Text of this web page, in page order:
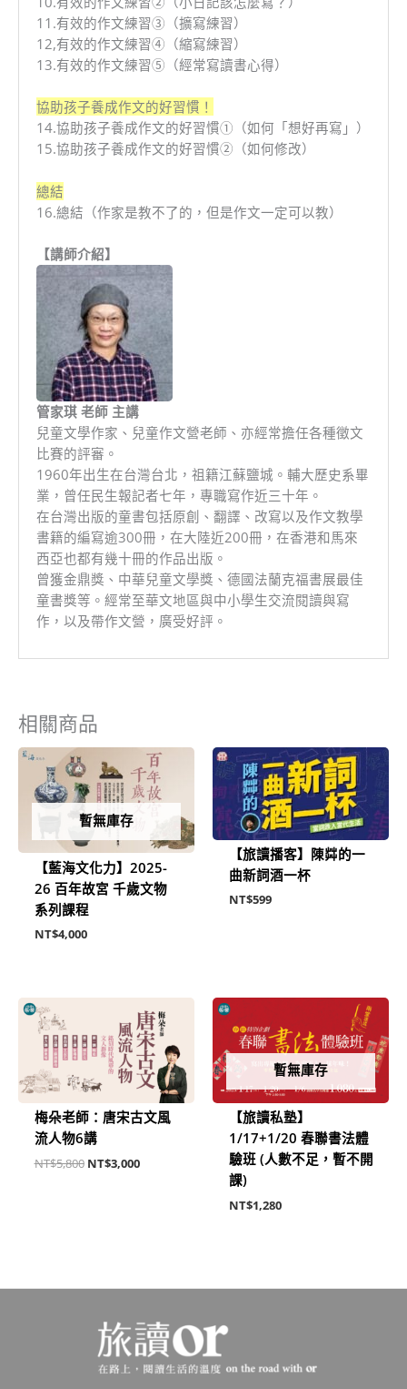
11.有效的作文練習③（擴寫練習）
12,有效的作文練習④（縮寫練習）
13.有效的作文練習⑤（經常寫讀書心得）
協助孩子養成作文的好習慣！
14.協助孩子養成作文的好習慣①（如何「想好再寫」）
15.協助孩子養成作文的好習慣②（如何修改）
總結
16.總結（作家是教不了的，但是作文一定可以教）
【講師介紹】
管家琪 老師 主講
兒童文學作家、兒童作文營老師、亦經常擔任各種徵文
比賽的評審。
1960年出生在台灣台北，祖籍江蘇鹽城。輔大歷史系畢
業，曾任民生報記者七年，專職寫作近三十年。
在台灣出版的童書包括原創、翻譯、改寫以及作文教學
書籍的編寫逾300冊，在大陸近200冊，在香港和馬來
西亞也都有幾十冊的作品出版。
曾獲金鼎獎、中華兒童文學獎、德國法蘭克福書展最佳
童書獎等。經常至華文地區與中小學生交流閱讀與寫
作，以及帶作文營，廣受好評。
相關商品
暫無庫存
【藍海文化力】2025-
26 百年故宮 千歲文物
系列課程
NT$4,000
【旅讀播客】陳茻的一
曲新詞酒一杯
NT$599
梅朵老師：唐宋古文風
流人物6講
NT$5,800
價
格：
NT$5,800。
NT$3,000
前
價
格：
NT$3,000。
暫無庫存
【旅讀私塾】
1/17+1/20 春聯書法體
驗班 (人數不足，暫不開
課)
NT$1,280